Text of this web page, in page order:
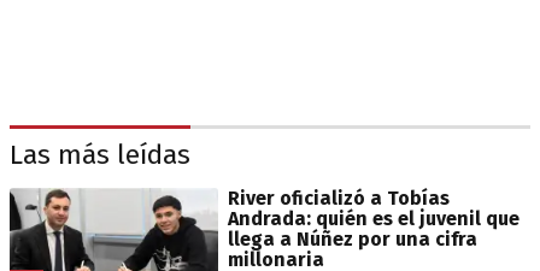
Las más leídas
River oficializó a Tobías
Andrada: quién es el juvenil que
llega a Núñez por una cifra
millonaria